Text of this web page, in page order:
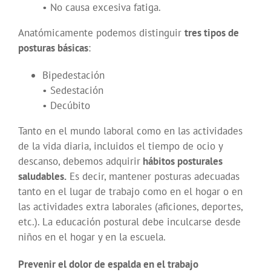
• No causa excesiva fatiga.
Anatómicamente podemos distinguir tres tipos de
posturas básicas:
Bipedestación
• Sedestación
• Decúbito
Tanto en el mundo laboral como en las actividades
de la vida diaria, incluidos el tiempo de ocio y
descanso, debemos adquirir hábitos posturales
saludables. Es decir, mantener posturas adecuadas
tanto en el lugar de trabajo como en el hogar o en
las actividades extra laborales (aficiones, deportes,
etc.). La educación postural debe inculcarse desde
niños en el hogar y en la escuela.
Prevenir el dolor de espalda en el trabajo